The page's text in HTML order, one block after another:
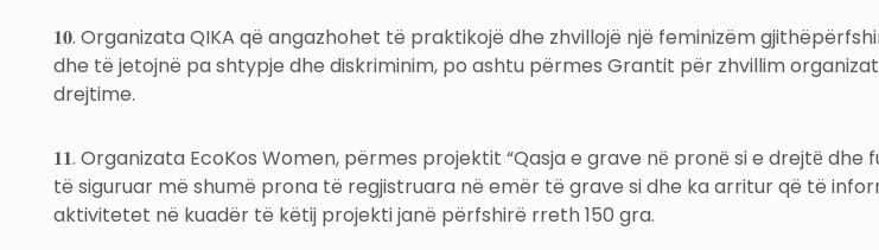
𝟏𝟎. Organizata QIKA që angazhohet të praktikojë dhe zhvillojë një feminizëm
dhe të jetojnë pa shtypje dhe diskriminim, po ashtu përmes Grantit për zhvillim
drejtime.
𝟏𝟏. Organizata EcoKos Women, përmes projektit “Qasja e grave nё pronё si e drejtё
të siguruar më shumë prona të regjistruara në emër të grave si dhe ka arritur që të
aktivitetet në kuadër të këtij projekti janë përfshirë rreth 150 gra.